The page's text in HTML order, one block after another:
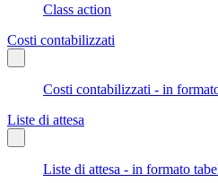
Class action
Costi contabilizzati
Costi contabilizzati - in
Liste di attesa
Liste di attesa - in formato